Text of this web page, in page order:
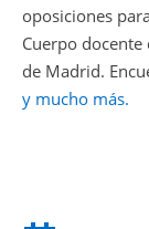
oposiciones
Cuerpo
de Madrid.
y mucho más.